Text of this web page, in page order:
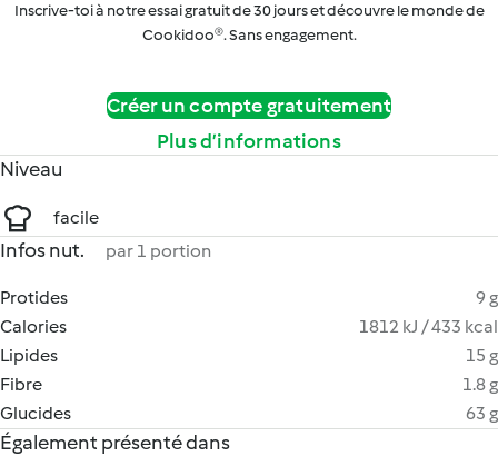
Inscrive-toi à notre essai gratuit de 30 jours et découvre le monde de
Cookidoo®. Sans engagement.
Créer un compte gratuitement
Plus d’informations
Niveau
facile
Infos nut. par 1 portion
Protides
9 g
Calories
1812 kJ / 433 kcal
Lipides
15 g
Fibre
1.8 g
Glucides
63 g
Également présenté dans